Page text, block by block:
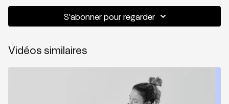
autre sports recrutant beaucoup les jambes.
S'abonner pour regarder
Vidéos similaires